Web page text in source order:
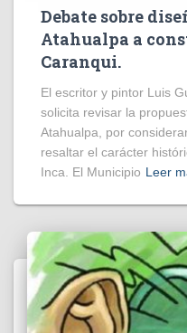
Debate sobre
Atahualpa a
Caranqui.
El escritor y pintor Luis
solicita revisar la
Atahualpa, por
resaltar el carácter
Inca. El Municipio Leer